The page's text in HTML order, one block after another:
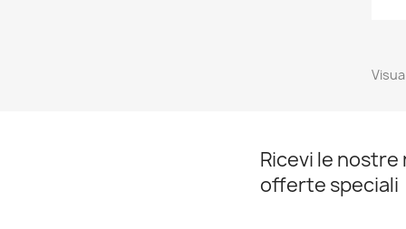
Ricevi le nostre
offerte speciali